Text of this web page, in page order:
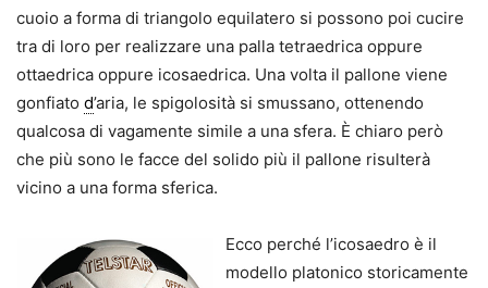
cuoio a forma di triangolo equilatero si possono poi cucire
tra di loro per realizzare una palla tetraedrica oppure
ottaedrica oppure icosaedrica. Una volta il pallone viene
gonfiato d’aria, le spigolosità si smussano, ottenendo
qualcosa di vagamente simile a una sfera. È chiaro però
che più sono le facce del solido più il pallone risulterà
vicino a una forma sferica.
Ecco perché l’icosaedro è il
modello platonico storicamente